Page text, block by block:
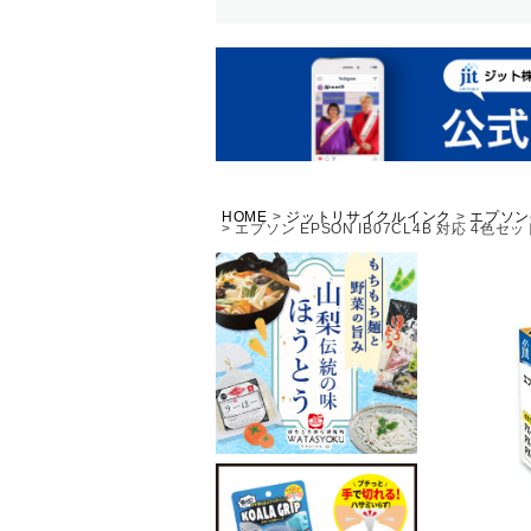
HOME ジットリサイクルインク エプソ
エプソン EPSON IB07CL4B 対応 4色セ